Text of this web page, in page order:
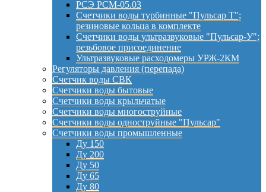
РСЭ РСМ-05.03
Счетчики воды турбинные "Пульсар Т";
резиновые кольца в комплекте
Счетчики воды ультразвуковые "Пульсар-У";
резьбовое присоединение
Ультразвуковые расходомеры УРЖ-2КМ
Регуляторы давления (перепада)
Счетчик воды СВК
Счетчики воды бытовые
Счетчики воды крыльчатые
Счетчики воды многоструйные
Счетчики воды одноструйные "Пульсар"
Счетчики воды промышленные
Ду 150
Ду 200
Ду 50
Ду 65
Ду 80